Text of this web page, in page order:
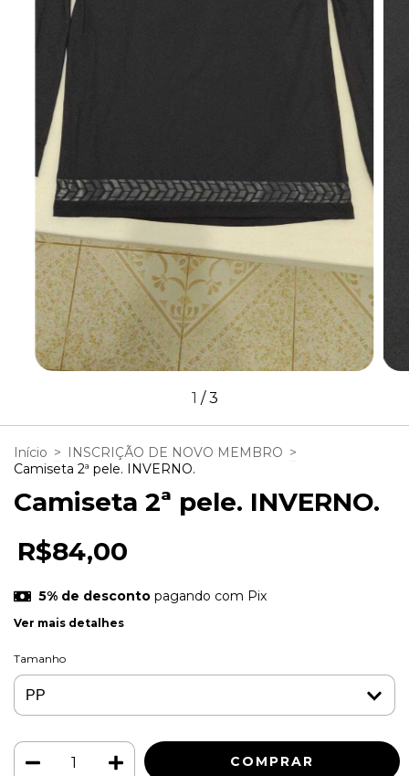
1 /3
Início > INSCRIÇÃO DE NOVO MEMBRO >
Camiseta 2ª pele. INVERNO.
Camiseta 2ª pele. INVERNO.
R$84,00
5% de descontopagando com Pix
Ver mais detalhes
Tamanho